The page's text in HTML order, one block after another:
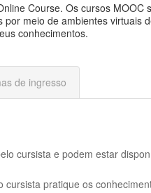
Course. Os cursos MOOC
meio de ambientes virtuais
conhecimentos.
de ingresso
cursista e podem estar
pratique os